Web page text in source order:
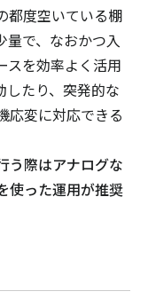
都度空いている棚
量で、なおかつ入
スを効率よく活用
したり、突発的な
応変に対応できる
う際はアナログな
使った運用が推奨